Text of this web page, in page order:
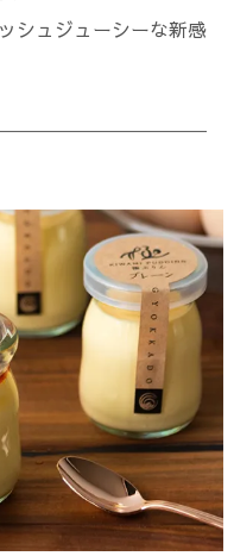
シュジューシーな新感